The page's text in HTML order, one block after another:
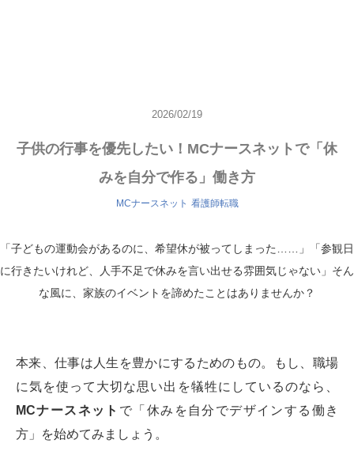
2026/02/19
子供の行事を優先したい！MCナースネットで「休
みを自分で作る」働き方
MCナースネット 看護師転職
「子どもの運動会があるのに、希望休が被ってしまった……」「参観日
に行きたいけれど、人手不足で休みを言い出せる雰囲気じゃない」そん
な風に、家族のイベントを諦めたことはありませんか？
本来、仕事は人生を豊かにするためのもの。もし、職場
に気を使って大切な思い出を犠牲にしているのなら、
MCナースネット で「休みを自分でデザインする働き
方」を始めてみましょう。